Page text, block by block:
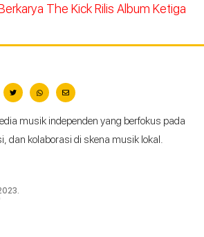
The Kick Rilis Album Ketiga
musik independen yang berfokus pada
dan kolaborasi di skena musik lokal.